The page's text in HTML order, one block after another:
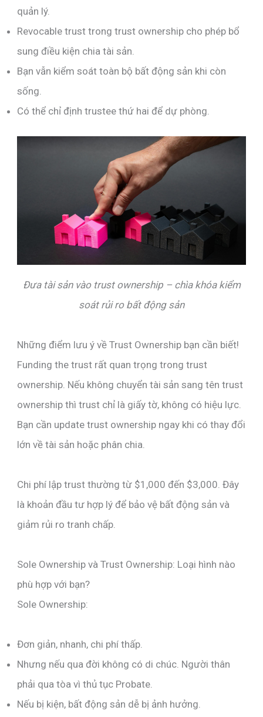
quản lý.
Revocable trust trong trust ownership cho phép bổ
sung điều kiện chia tài sản.
Bạn vẫn kiểm soát toàn bộ bất động sản khi còn
sống.
Có thể chỉ định trustee thứ hai để dự phòng.
Đưa tài sản vào trust ownership – chìa khóa kiểm
soát rủi ro bất động sản
Những điểm lưu ý về Trust Ownership bạn cần biết!
Funding the trust rất quan trọng trong trust
ownership. Nếu không chuyển tài sản sang tên trust
ownership thì trust chỉ là giấy tờ, không có hiệu lực.
Bạn cần update trust ownership ngay khi có thay đổi
lớn về tài sản hoặc phân chia.
Chi phí lập trust thường từ $1,000 đến $3,000. Đây
là khoản đầu tư hợp lý để bảo vệ bất động sản và
giảm rủi ro tranh chấp.
Sole Ownership và Trust Ownership: Loại hình nào
phù hợp với bạn?
Sole Ownership:
Đơn giản, nhanh, chi phí thấp.
Nhưng nếu qua đời không có di chúc. Người thân
phải qua tòa vì thủ tục Probate.
Nếu bị kiện, bất động sản dễ bị ảnh hưởng.